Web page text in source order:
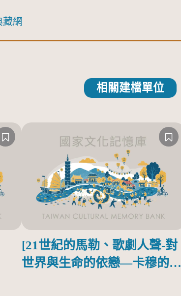
網
相關建檔單位
[21世紀的馬勒、歌劇人聲-對
世界與生命的依戀—卡穆的馬